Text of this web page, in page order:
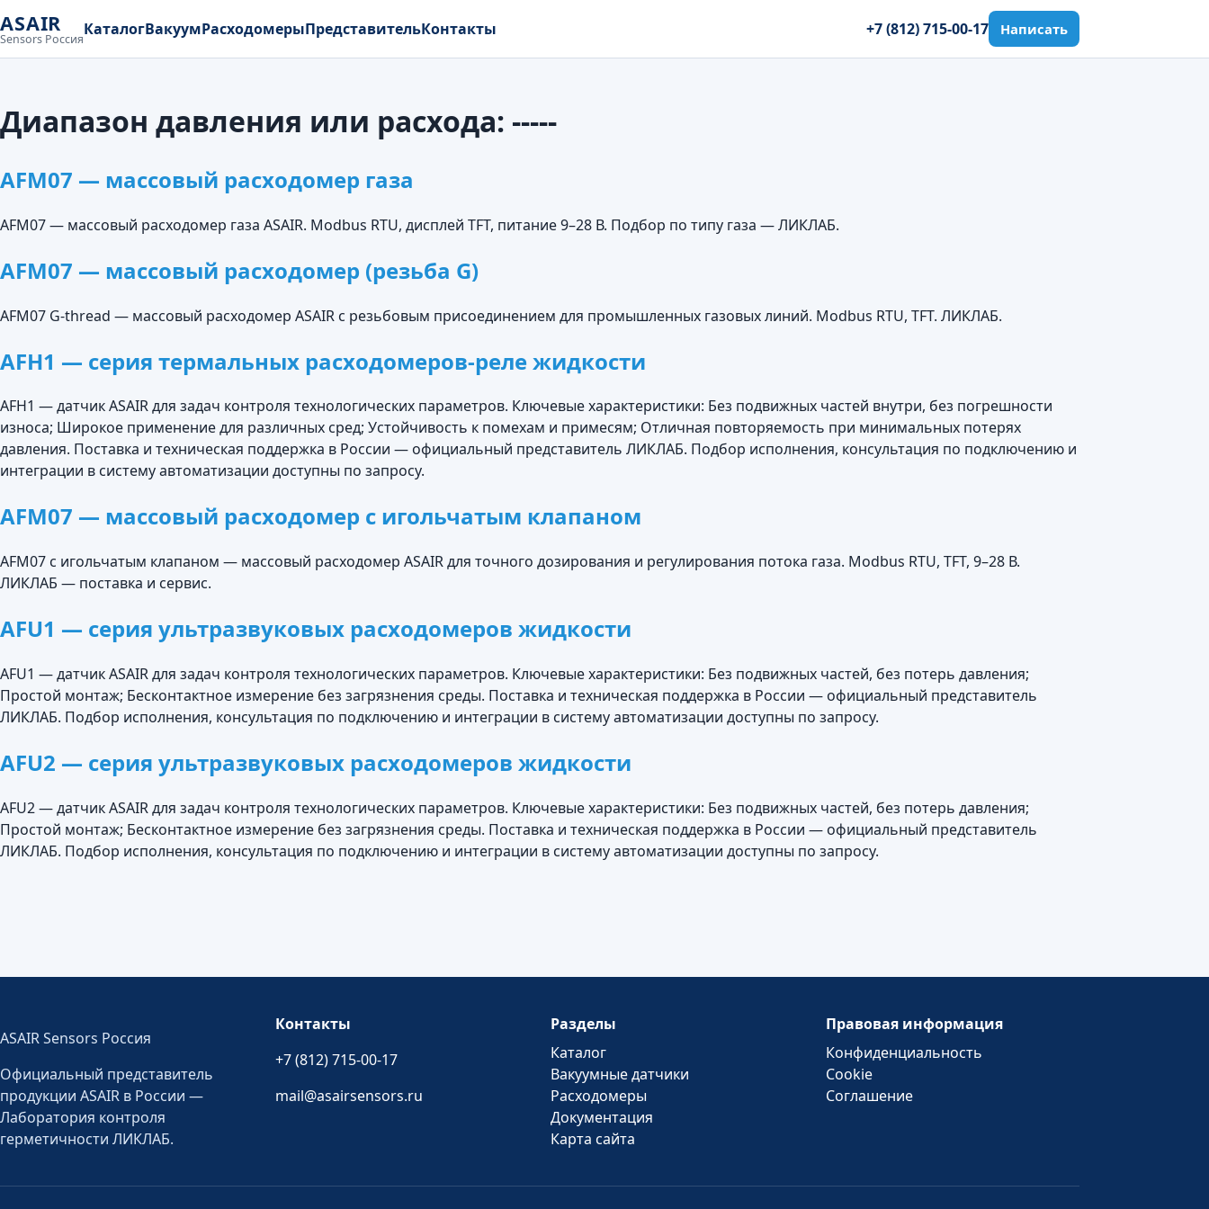
ASAIR
Sensors Россия
КаталогВакуумРасходомерыПредставительКонтакты +7 (812) 715-00-17 Написать
Диапазон давления или расхода: -----
AFM07 — массовый расходомер газа
AFM07 — массовый расходомер газа ASAIR. Modbus RTU, дисплей TFT, питание 9–28 В. Подбор по типу газа — ЛИКЛАБ.
AFM07 — массовый расходомер (резьба G)
AFM07 G-thread — массовый расходомер ASAIR с резьбовым присоединением для промышленных газовых линий. Modbus RTU, TFT. ЛИКЛАБ.
AFH1 — серия термальных расходомеров-реле жидкости
AFH1 — датчик ASAIR для задач контроля технологических параметров. Ключевые характеристики: Без подвижных частей внутри, без погрешности
износа; Широкое применение для различных сред; Устойчивость к помехам и примесям; Отличная повторяемость при минимальных потерях
давления. Поставка и техническая поддержка в России — официальный представитель ЛИКЛАБ. Подбор исполнения, консультация по подключению и
интеграции в систему автоматизации доступны по запросу.
AFM07 — массовый расходомер с игольчатым клапаном
AFM07 с игольчатым клапаном — массовый расходомер ASAIR для точного дозирования и регулирования потока газа. Modbus RTU, TFT, 9–28 В.
ЛИКЛАБ — поставка и сервис.
AFU1 — серия ультразвуковых расходомеров жидкости
AFU1 — датчик ASAIR для задач контроля технологических параметров. Ключевые характеристики: Без подвижных частей, без потерь давления;
Простой монтаж; Бесконтактное измерение без загрязнения среды. Поставка и техническая поддержка в России — официальный представитель
ЛИКЛАБ. Подбор исполнения, консультация по подключению и интеграции в систему автоматизации доступны по запросу.
AFU2 — серия ультразвуковых расходомеров жидкости
AFU2 — датчик ASAIR для задач контроля технологических параметров. Ключевые характеристики: Без подвижных частей, без потерь давления;
Простой монтаж; Бесконтактное измерение без загрязнения среды. Поставка и техническая поддержка в России — официальный представитель
ЛИКЛАБ. Подбор исполнения, консультация по подключению и интеграции в систему автоматизации доступны по запросу.
ASAIR Sensors Россия
Официальный представитель
продукции ASAIR в России —
Лаборатория контроля
герметичности ЛИКЛАБ.
Контакты
+7 (812) 715-00-17
mail@asairsensors.ru
Разделы
Каталог
Вакуумные датчики
Расходомеры
Документация
Карта сайта
Правовая информация
Конфиденциальность
Cookie
Соглашение